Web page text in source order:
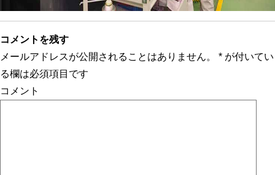
コメントを残す
メールアドレスが公開されることはありません。
* が付いてい
る欄は必須項目です
コメント